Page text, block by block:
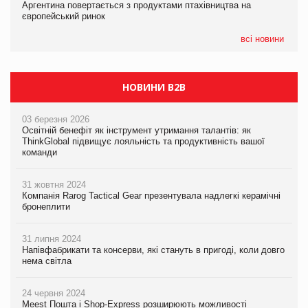
Аргентина повертається з продуктами птахівництва на
європейський ринок
всі новини
новинки від ТМ ТОКЕРИ
Аргентина повертається з продуктами птахівництва на
європейський ринок
НОВИНИ B2B
03 березня 2026
Освітній бенефіт як інструмент утримання талантів: як
ThinkGlobal підвищує лояльність та продуктивність вашої
команди
31 жовтня 2024
Компанія Rarog Tactical Gear презентувала надлегкі керамічні
бронеплити
31 липня 2024
Напівфабрикати та консерви, які стануть в пригоді, коли довго
нема світла
24 червня 2024
Meest Пошта і Shop-Express розширюють можливості